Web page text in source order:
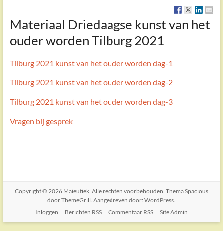
Materiaal Driedaagse kunst van het
ouder worden Tilburg 2021
Tilburg 2021 kunst van het ouder worden dag-1
Tilburg 2021 kunst van het ouder worden dag-2
Tilburg 2021 kunst van het ouder worden dag-3
Vragen bij gesprek
Copyright © 2026 Maieutiek. Alle rechten voorbehouden. ThemaSpacious
door ThemeGrill. Aangedreven door:WordPress
Inloggen
Berichten RSS Commentaar RSS Site Admin